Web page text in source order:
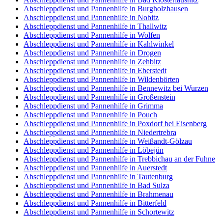
Abschleppdienst und Pannenhilfe in Burgholzhausen
Abschleppdienst und Pannenhilfe in Nobitz
Abschleppdienst und Pannenhilfe in Thallwitz
Abschleppdienst und Pannenhilfe in Wolfen
Abschleppdienst und Pannenhilfe in Kahlwinkel
Abschleppdienst und Pannenhilfe in Drogen
Abschleppdienst und Pannenhilfe in Zehbitz
Abschleppdienst und Pannenhilfe in Eberstedt
Abschleppdienst und Pannenhilfe in Wildenbörten
Abschleppdienst und Pannenhilfe in Bennewitz bei Wurzen
Abschleppdienst und Pannenhilfe in Großenstein
Abschleppdienst und Pannenhilfe in Grimma
Abschleppdienst und Pannenhilfe in Pouch
Abschleppdienst und Pannenhilfe in Poxdorf bei Eisenberg
Abschleppdienst und Pannenhilfe in Niedertrebra
Abschleppdienst und Pannenhilfe in Weißandt-Gölzau
Abschleppdienst und Pannenhilfe in Löbejün
Abschleppdienst und Pannenhilfe in Trebbichau an der Fuhne
Abschleppdienst und Pannenhilfe in Auerstedt
Abschleppdienst und Pannenhilfe in Tautenburg
Abschleppdienst und Pannenhilfe in Bad Sulza
Abschleppdienst und Pannenhilfe in Brahmenau
Abschleppdienst und Pannenhilfe in Bitterfeld
Abschleppdienst und Pannenhilfe in Schortewitz